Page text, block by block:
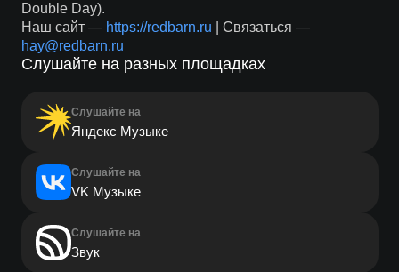
Double Day).
Наш сайт — https://redbarn.ru | Связаться —
hay@redbarn.ru
Слушайте на разных площадках
Слушайте на
Яндекс Музыке
Слушайте на
VK Музыке
Слушайте на
Звук